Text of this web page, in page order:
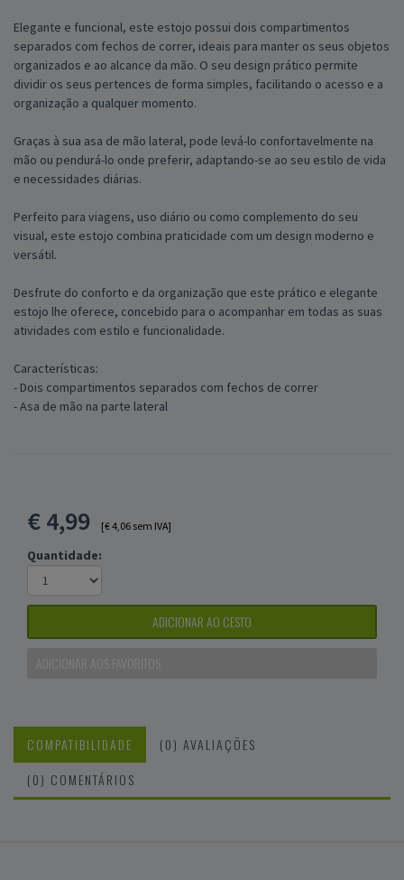
Elegante e funcional, este estojo possui dois compartimentos
separados com fechos de correr, ideais para manter os seus objetos
organizados e ao alcance da mão. O seu design prático permite
dividir os seus pertences de forma simples, facilitando o acesso e a
organização a qualquer momento.
Graças à sua asa de mão lateral, pode levá-lo confortavelmente na
mão ou pendurá-lo onde preferir, adaptando-se ao seu estilo de vida
e necessidades diárias.
Perfeito para viagens, uso diário ou como complemento do seu
visual, este estojo combina praticidade com um design moderno e
versátil.
Desfrute do conforto e da organização que este prático e elegante
estojo lhe oferece, concebido para o acompanhar em todas as suas
atividades com estilo e funcionalidade.
Características:
- Dois compartimentos separados com fechos de correr
- Asa de mão na parte lateral
€4,99 [€ 4,06 sem IVA]
Quantidade:
ADICIONAR AO CESTO
ADICIONAR AOS FAVORITOS
COMPATIBILIDADE
(0) AVALIAÇÕES
(0) COMENTÁRIOS